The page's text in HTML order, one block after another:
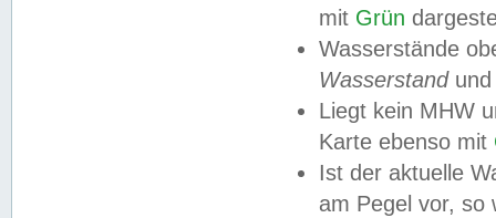
mit Grün
Wasserstände
Wasserstandund
Liegt kein MHW
Karte ebenso mit
Ist der aktuelle
am Pegel vor,